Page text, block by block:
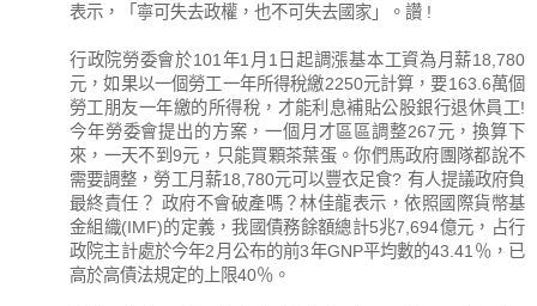
表示，「寧可失去政權，也不可失去國家」。讚 !
行政院勞委會於101年1月1日起調漲基本工資為月薪18,780
元，如果以一個勞工一年所得稅繳2250元計算，要163.6萬個
勞工朋友一年繳的所得稅，才能利息補貼公股銀行退休員工!
今年勞委會提出的方案，一個月才區區調整267元，換算下
來，一天不到9元，只能買顆茶葉蛋。你們馬政府團隊都說不
需要調整，勞工月薪18,780元可以豐衣足食? 有人提議政府負
最終責任？ 政府不會破產嗎？林佳龍表示，依照國際貨幣基
金組織(IMF)的定義，我國債務餘額總計5兆7,694億元，占行
政院主計處於今年2月公布的前3年GNP平均數的43.41％，已
高於高債法規定的上限40％。